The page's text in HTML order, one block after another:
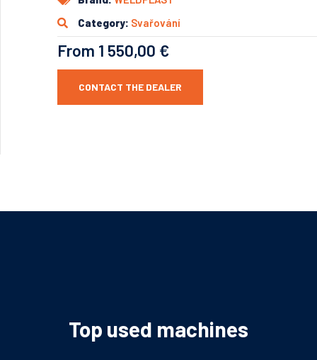
Category: Svařování
From 1 550,00 €
CONTACT THE DEALER
Top used machines